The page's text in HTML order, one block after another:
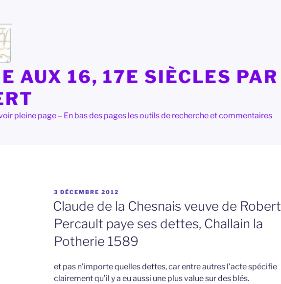
AUX 16, 17E SIÈCLES PAR
pleine page – En bas des pages les outils de recherche et commentaires
PUBLIÉ
LE
3 DÉCEMBRE 2012
Claude de la Chesnais veuve de Robert
Percault paye ses dettes, Challain la
Potherie 1589
et pas n’importe quelles dettes, car entre autres l’acte spécifie
clairement qu’il y a eu aussi une plus value sur des blés.